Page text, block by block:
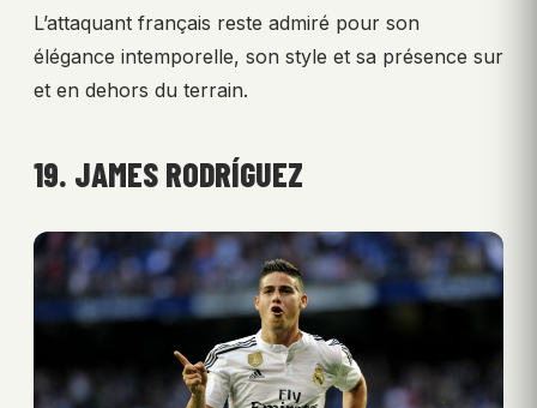
L’attaquant français reste admiré pour son
élégance intemporelle, son style et sa présence sur
et en dehors du terrain.
19. JAMES RODRÍGUEZ